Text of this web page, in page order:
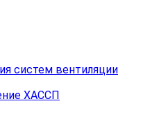
систем вентиляции
ХАССП